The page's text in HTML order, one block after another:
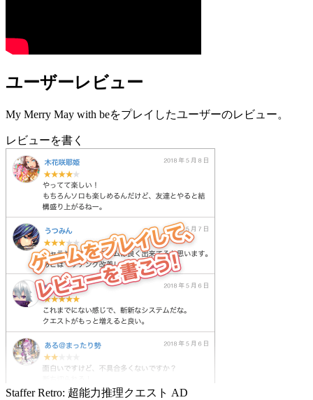
ユーザーレビュー
My Merry May with beをプレイしたユーザーのレビュー。
レビューを書く
Staffer Retro: 超能力推理クエスト AD